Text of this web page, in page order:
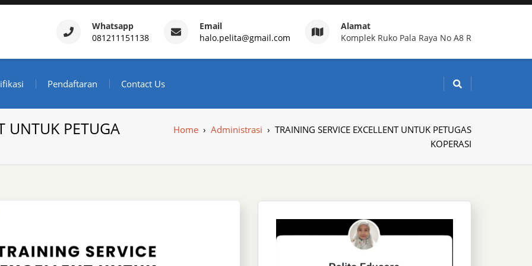
– Daftar Training Indonesia
Whatsapp
081211151138
Email
halo.pelita@gmail.com
Alamat
Komplek Ruko Pala Raya No A8 R
Pendaftaran Contact Us
UNTUK PETUGA Home › Administrasi › TRAINING SERVICE EXCELLENT UNTUK PETUGAS
KOPERASI